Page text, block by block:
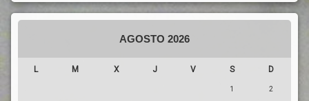
AGOSTO 2026
L M X J V S D
1 2